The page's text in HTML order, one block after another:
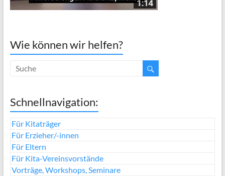
Wie können wir helfen?
Schnellnavigation:
Für Kitaträger
Für Erzieher/-innen
Für Eltern
Für Kita-Vereinsvorstände
Vorträge, Workshops, Seminare